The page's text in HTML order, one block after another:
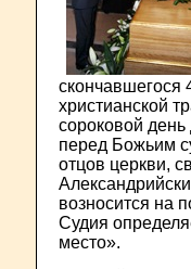
скончавшегося
христианской
сороковой
перед Божьим
отцов церкви,
возносится на
Судия
место».